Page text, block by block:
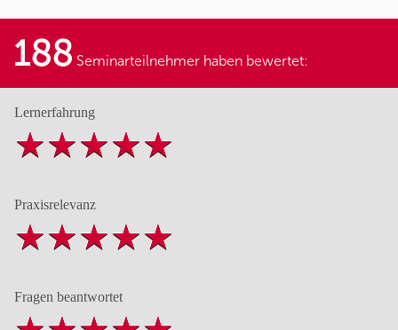
188 Seminarteilnehmer haben bewertet:
Lernerfahrung
Praxisrelevanz
Fragen beantwortet